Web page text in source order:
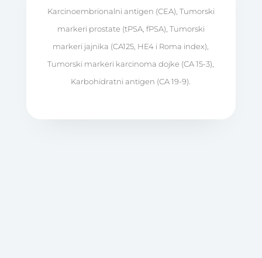
Karcinoembrionalni antigen (CEA), Tumorski
markeri prostate (tPSA, fPSA), Tumorski
markeri jajnika (CA125, HE4 i Roma index),
Tumorski markeri karcinoma dojke (CA 15-3),
Karbohidratni antigen (CA 19-9).